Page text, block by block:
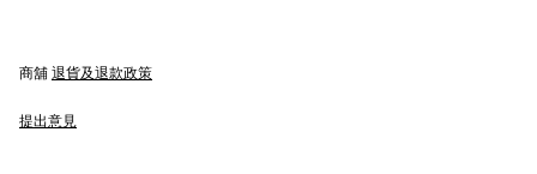
商舖 退貨及退款政策
提出意見